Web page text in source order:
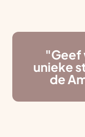
Openingstijden
laminaat vloeren,
"Geef
unieke
de